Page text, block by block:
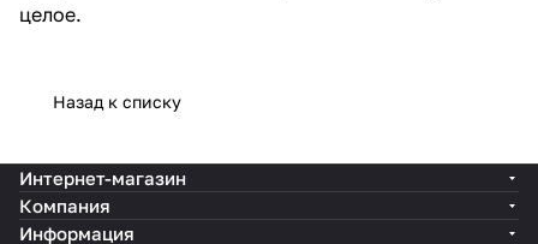
целое.
Назад к списку
Интернет-магазин
Компания
Информация